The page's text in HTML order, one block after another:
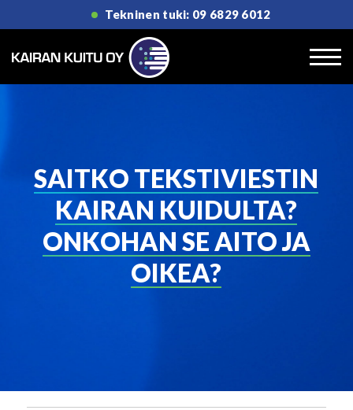
Tekninen tuki: 09 6829 6012
SAITKO TEKSTIVIESTIN
KAIRAN KUIDULTA?
ONKOHAN SE AITO JA
OIKEA?